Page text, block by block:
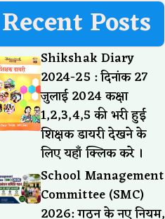
Recent Posts
Shikshak Diary
2024-25 : दिनांक 27
जुलाई 2024 कक्षा
1,2,3,4,5 की भरी हुई
शिक्षक डायरी देखने के
लिए यहाँ क्लिक करे ।
School Management
Committee (SMC)
2026: गठन के नए नियम,